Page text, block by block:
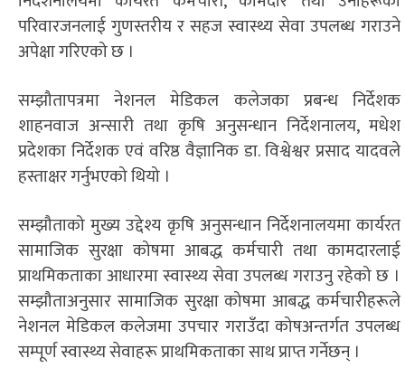
परिवारजनलाई गुणस्तरीय र सहज स्वास्थ्य सेवा उपलब्ध गराउने
अपेक्षा गरिएको छ ।
सम्झौतापत्रमा नेशनल मेडिकल कलेजका प्रबन्ध निर्देशक
शाहनवाज अन्सारी तथा कृषि अनुसन्धान निर्देशनालय, मधेश
प्रदेशका निर्देशक एवं वरिष्ठ वैज्ञानिक डा. विश्वेश्वर प्रसाद यादवले
हस्ताक्षर गर्नुभएको थियो ।
सम्झौताको मुख्य उद्देश्य कृषि अनुसन्धान निर्देशनालयमा कार्यरत
सामाजिक सुरक्षा कोषमा आबद्ध कर्मचारी तथा कामदारलाई
प्राथमिकताका आधारमा स्वास्थ्य सेवा उपलब्ध गराउनु रहेको छ ।
सम्झौताअनुसार सामाजिक सुरक्षा कोषमा आबद्ध कर्मचारीहरूले
नेशनल मेडिकल कलेजमा उपचार गराउँदा कोषअन्तर्गत उपलब्ध
सम्पूर्ण स्वास्थ्य सेवाहरू प्राथमिकताका साथ प्राप्त गर्नेछन् ।